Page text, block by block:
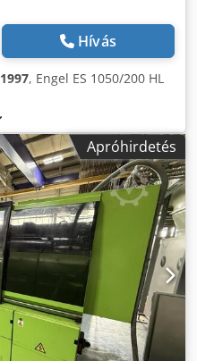
Hívás
1997, Engel ES 1050/200 HL
Apróhirdetés